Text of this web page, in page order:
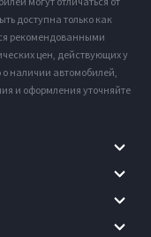
доступна только как
рекомендованными
цен, действующих у
наличии автомобилей,
и оформления уточняйте